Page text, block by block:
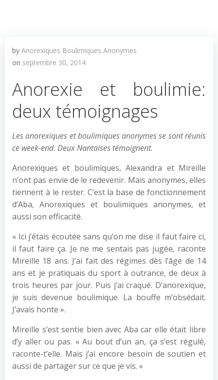
by Anorexiques Boulimiques Anonymes
on septembre 30, 2014
Anorexie et boulimie:
deux témoignages
Les anorexiques et boulimiques anonymes se sont réunis
ce week-end. Deux Nantaises témoignent.
Anorexiques et boulimiques, Alexandra et Mireille
n’ont pas envie de le redevenir. Mais anonymes, elles
tiennent à le rester. C’est la base de fonctionnement
d’Aba, Anorexiques et boulimiques anonymes, et
aussi son efficacité.
« Ici j’étais écoutée sans qu’on me dise il faut faire ci,
il faut faire ça. Je ne me sentais pas jugée, raconte
Mireille 18 ans. J’ai fait des régimes dès l’âge de 14
ans et je pratiquais du sport à outrance, de deux à
trois heures par jour. Puis j’ai craqué. D’anorexique,
je suis devenue boulimique. La bouffe m’obsédait.
J’avais honte ».
Mireille s’est sentie bien avec Aba car elle était libre
d’y aller ou pas. « Au bout d’un an, ça s’est régulé,
raconte-t’elle. Mais j’ai encore besoin de soutien et
aussi de partager sur ce que je vis. »